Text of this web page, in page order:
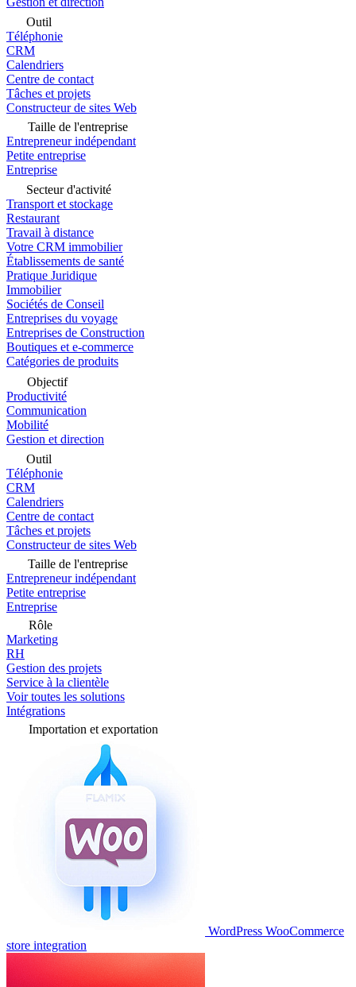
Outil
Téléphonie
CRM
Calendriers
Centre de contact
Tâches et projets
Constructeur de sites Web
Taille de l'entreprise
Entrepreneur indépendant
Petite entreprise
Entreprise
Secteur d'activité
Transport et stockage
Restaurant
Travail à distance
Votre CRM immobilier
Établissements de santé
Pratique Juridique
Immobilier
Sociétés de Conseil
Entreprises du voyage
Entreprises de Construction
Boutiques et e-commerce
Catégories de produits
Objectif
Productivité
Communication
Mobilité
Gestion et direction
Outil
Téléphonie
CRM
Calendriers
Centre de contact
Tâches et projets
Constructeur de sites Web
Taille de l'entreprise
Entrepreneur indépendant
Petite entreprise
Entreprise
Rôle
Marketing
RH
Gestion des projets
Service à la clientèle
Voir toutes les solutions
Intégrations
Importation et exportation
WordPress WooCommerce
store integration